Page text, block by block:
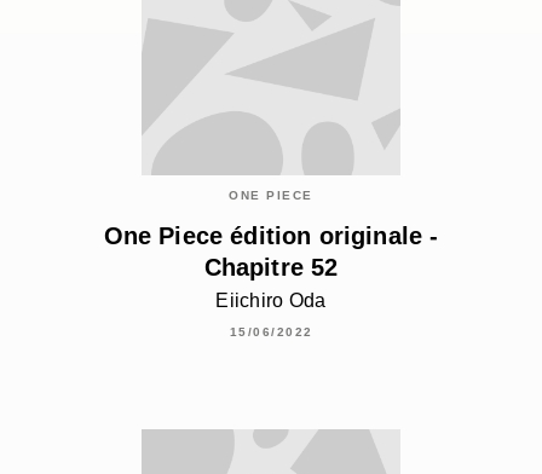
ONE PIECE
One Piece édition originale -
Chapitre 52
Eiichiro Oda
15/06/2022